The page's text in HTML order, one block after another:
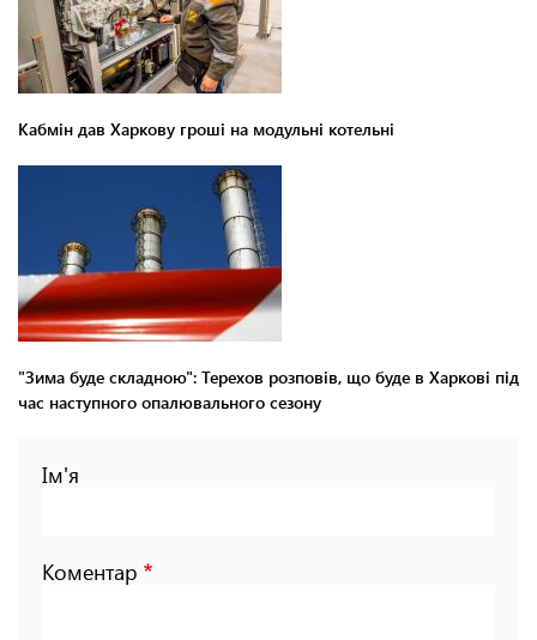
Кабмін дав Харкову гроші на модульні котельні
"Зима буде складною": Терехов розповів, що буде в Харкові під
час наступного опалювального сезону
Ім'я
Коментар